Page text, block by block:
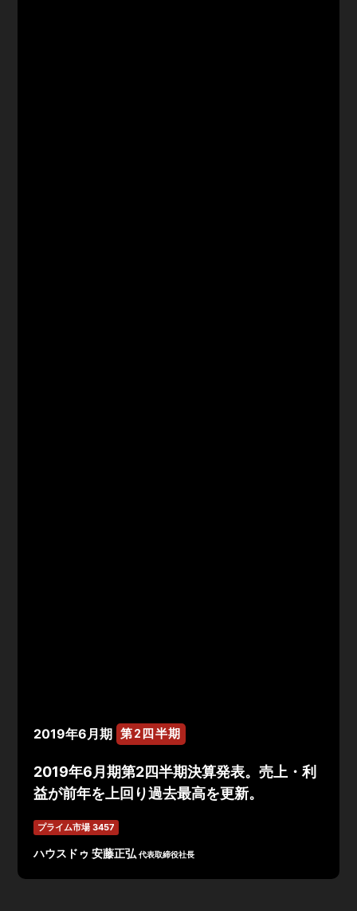
2019年6月期 第2四半期
2019年6月期第2四半期決算発表。売上・利
益が前年を上回り過去最高を更新。
プライム市場 3457
ハウスドゥ 安藤正弘代表取締役社長